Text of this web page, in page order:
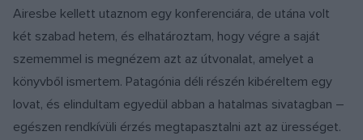
Airesbe kellett utaznom egy konferenciára, de utána volt
két szabad hetem, és elhatároztam, hogy végre a saját
szememmel is megnézem azt az útvonalat, amelyet a
könyvből ismertem. Patagónia déli részén kibéreltem egy
lovat, és elindultam egyedül abban a hatalmas sivatagban –
egészen rendkívüli érzés megtapasztalni azt az ürességet.